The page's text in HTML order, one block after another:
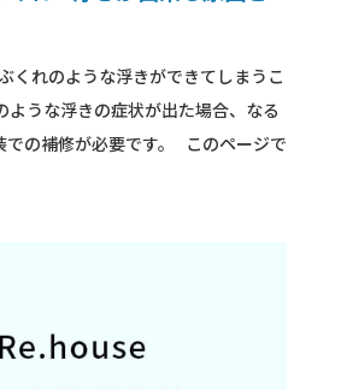
くれのような浮きができてしまうこ
ような浮きの症状が出た場合、なる
での補修が必要です。 このページで